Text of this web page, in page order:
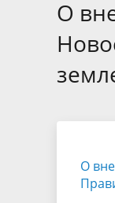
Отчет
О
О